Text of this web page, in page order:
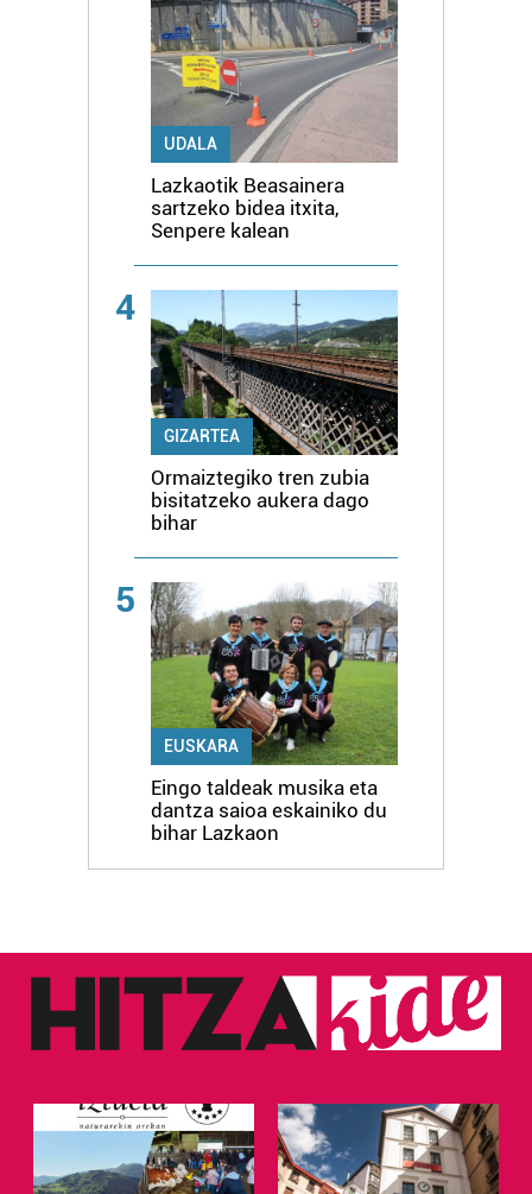
UDALA
Lazkaotik Beasainera
sartzeko bidea itxita,
Senpere kalean
4
GIZARTEA
Ormaiztegiko tren zubia
bisitatzeko aukera dago
bihar
5
EUSKARA
Eingo taldeak musika eta
dantza saioa eskainiko du
bihar Lazkaon